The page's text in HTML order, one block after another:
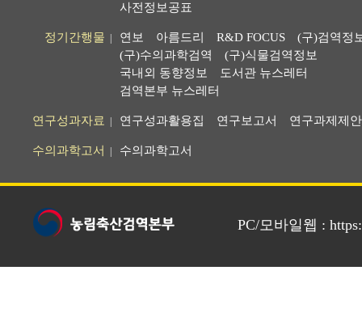
사전정보공표
정기간행물 연보 아름드리 R&D FOCUS
(구)검역정
(구)수의과학검역
(구)식물검역정보
국내외 동향정보
도서관 뉴스레터
검역본부 뉴스레터
연구성과자료 연구성과활용집 연구보고서 연구과제제
수의과학고서 수의과학고서
PC/모바일웹 :